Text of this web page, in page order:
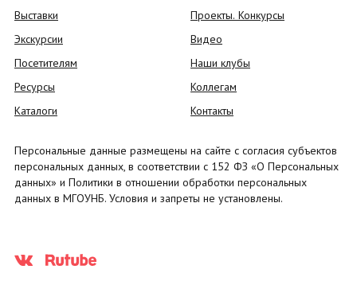
Выставки
Экскурсии
Посетителям
Ресурсы
Каталоги
Проекты. Конкурсы
Видео
Наши клубы
Коллегам
Контакты
Персональные данные размещены на сайте с согласия субъектов
персональных данных, в соответствии с 152 ФЗ «О Персональных
данных» и Политики в отношении обработки персональных
данных в МГОУНБ. Условия и запреты не установлены.